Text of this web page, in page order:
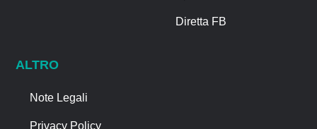
Diretta FB
ALTRO
Note Legali
Privacy Policy